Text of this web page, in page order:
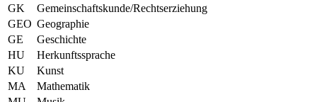
GK
Gemeinschaftskunde/Rechtserziehung
GEO Geographie
GE
Geschichte
HU
Herkunftssprache
KU
Kunst
MA
Mathematik